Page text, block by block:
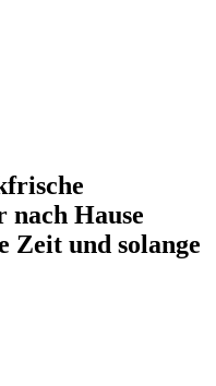
Hause
Zeit und solange